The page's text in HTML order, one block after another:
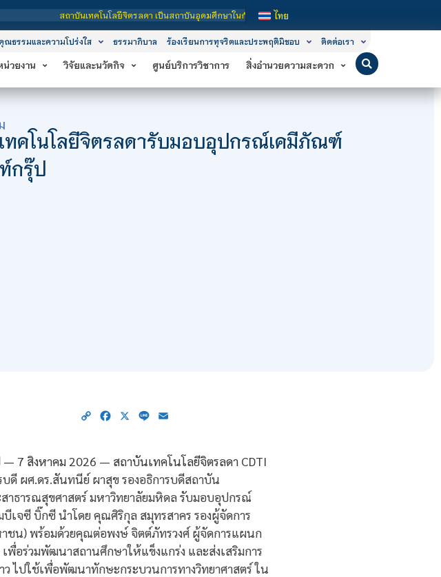
สถาบันเทคโนโลยีจิตรลดา เป็นสถาบันอุดมศึกษาในกำกับของรัฐ เปิดหลักสูตรการเรียนการสอน 3 ระดับ คือ ระดับปร
ไทย
ณธรรมและความโปร่งใส ธรรมาภิบาล ร้องเรียนการทุจริตและประพฤติมิชอบ ติดต่อเรา
น่วยงาน วิจัยและนวัตกิจ ศูนย์บริการวิชาการ สิ่งอำนวยความสะดวก
ทคโนโลยีจิตรลดารับมอบอุปกรณ์เคมีภัณฑ์
กรุ๊ป
Copy Facebook
X Line
ผศ.ดร.สันทนีย์ ผาสุข รองอธิการบดีสถาบัน
ธารณสุขศาสตร์ มหาวิทยาลัยมหิดล รับมอบอุปกรณ์
จซี บิ๊กซี นำโดย คุณศิริกุล สมุทรสาคร รองผู้จัดการ
ชน) พร้อมด้วยคุณต่อพงษ์ จิตต์ภัทรวงศ์ ผู้จัดการแผนก
อร่วมพัฒนาสถานศึกษาให้แข็งแกร่ง และส่งเสริมการ
ไปใช้เพื่อพัฒนาทักษะกระบวนการทางวิทยาศาสตร์ ใน